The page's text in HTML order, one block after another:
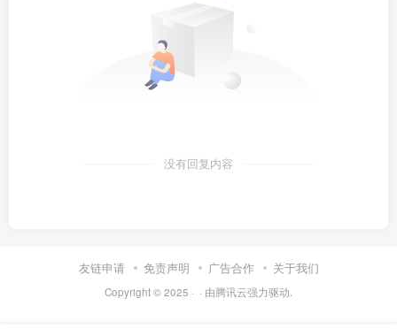
没有回复内容
友链申请 免责声明 广告合作 关于我们
Copyright © 2025 · · 由腾讯云强力驱动.